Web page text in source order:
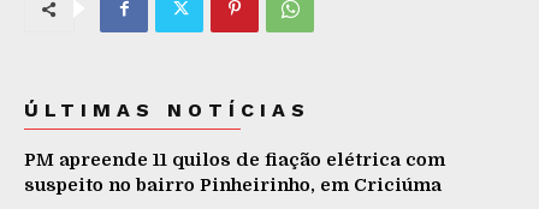
ÚLTIMAS NOTÍCIAS
PM apreende 11 quilos de fiação elétrica com
suspeito no bairro Pinheirinho, em Criciúma